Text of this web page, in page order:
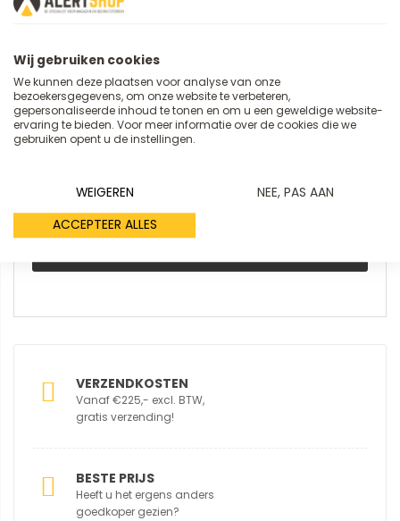
Samenvatting
Review
VERZENDKOSTEN
Vanaf €225,- excl. BTW,
gratis verzending!
BESTE PRIJS
Heeft u het ergens anders
goedkoper gezien?
Wij gebruiken cookies
We kunnen deze plaatsen voor analyse van onze
bezoekersgegevens, om onze website te verbeteren,
gepersonaliseerde inhoud te tonen en om u een geweldige website-
ervaring te bieden. Voor meer informatie over de cookies die we
gebruiken opent u de instellingen.
WEIGEREN
NEE, PAS AAN
ACCEPTEER ALLES